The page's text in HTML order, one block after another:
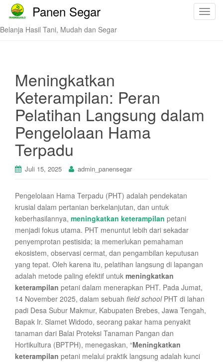
T
Panen Segar
Belanja Hasil Tani, Mudah dan Segar
Meningkatkan
Keterampilan: Peran
Pelatihan Langsung dalam
Pengelolaan Hama
Terpadu
Juli 15, 2025 admin_panensegar
Pengelolaan Hama Terpadu (PHT) adalah pendekatan
krusial dalam pertanian berkelanjutan, dan untuk
keberhasilannya, meningkatkan keterampilan petani
menjadi fokus utama. PHT menuntut lebih dari sekadar
penyemprotan pestisida; ia memerlukan pemahaman
ekosistem, observasi cermat, dan pengambilan keputusan
yang tepat. Oleh karena itu, pelatihan langsung di lapangan
adalah metode paling efektif untuk meningkatkan
keterampilan petani dalam menerapkan PHT. Pada Jumat,
14 November 2025, dalam sebuah field schoolPHT di lahan
padi Desa Subur Makmur, Kabupaten Brebes, Jawa Tengah,
Bapak Ir. Slamet Widodo, seorang pakar hama penyakit
tanaman dari Balai Proteksi Tanaman Pangan dan
Hortikultura (BPTPH), menegaskan, “Meningkatkan
keterampilan petani melalui praktik langsung adalah kunci